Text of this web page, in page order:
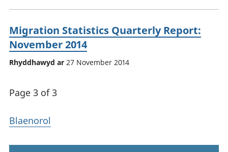
Migration Statistics Quarterly Report:
November 2014
Rhyddhawyd ar 27 November 2014
Page 3 of 3
Blaenorol